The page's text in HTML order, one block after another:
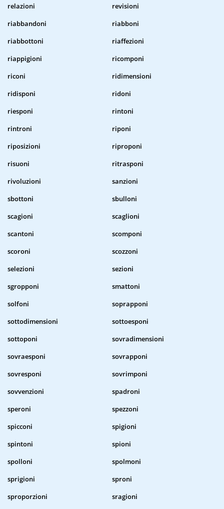
relazioni
revisioni
riabbandoni
riabboni
riabbottoni
riaffezioni
riappigioni
ricomponi
riconi
ridimensioni
ridisponi
ridoni
riesponi
rintoni
rintroni
riponi
riposizioni
riproponi
risuoni
ritrasponi
rivoluzioni
sanzioni
sbottoni
sbulloni
scagioni
scaglioni
scantoni
scomponi
scoroni
scozzoni
selezioni
sezioni
sgropponi
smattoni
solfoni
soprapponi
sottodimensioni
sottoesponi
sottoponi
sovradimensioni
sovraesponi
sovrapponi
sovresponi
sovrimponi
sovvenzioni
spadroni
speroni
spezzoni
spicconi
spigioni
spintoni
spioni
spolloni
spolmoni
sprigioni
sproni
sproporzioni
sragioni